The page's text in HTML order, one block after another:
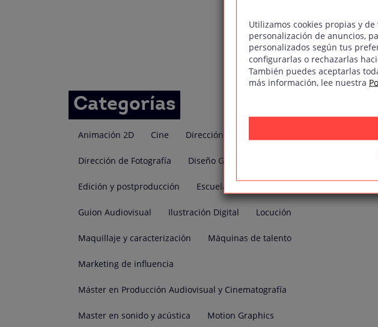
entradas
« 1 … 193 194
Categorías
Animación 2D Cine Dirección Audiovisual
Dirección de Fotografía Diseño Grafico
Edición y postproducción Escuela 35mm
Guion Audiovisual Ilustración Digital Locución
Maquillaje y caracterización Máquinas de talento
Marketing de influencia
Máster en Producción Audiovisual y Cinematografía
Master en sonido y acústica Motion Graphics
Utilizamos cookies propias y
personalización de anuncios,
personalizados según tus
configurarlas o rechazarlas
También puedes aceptarlas
más información, lee nuestra